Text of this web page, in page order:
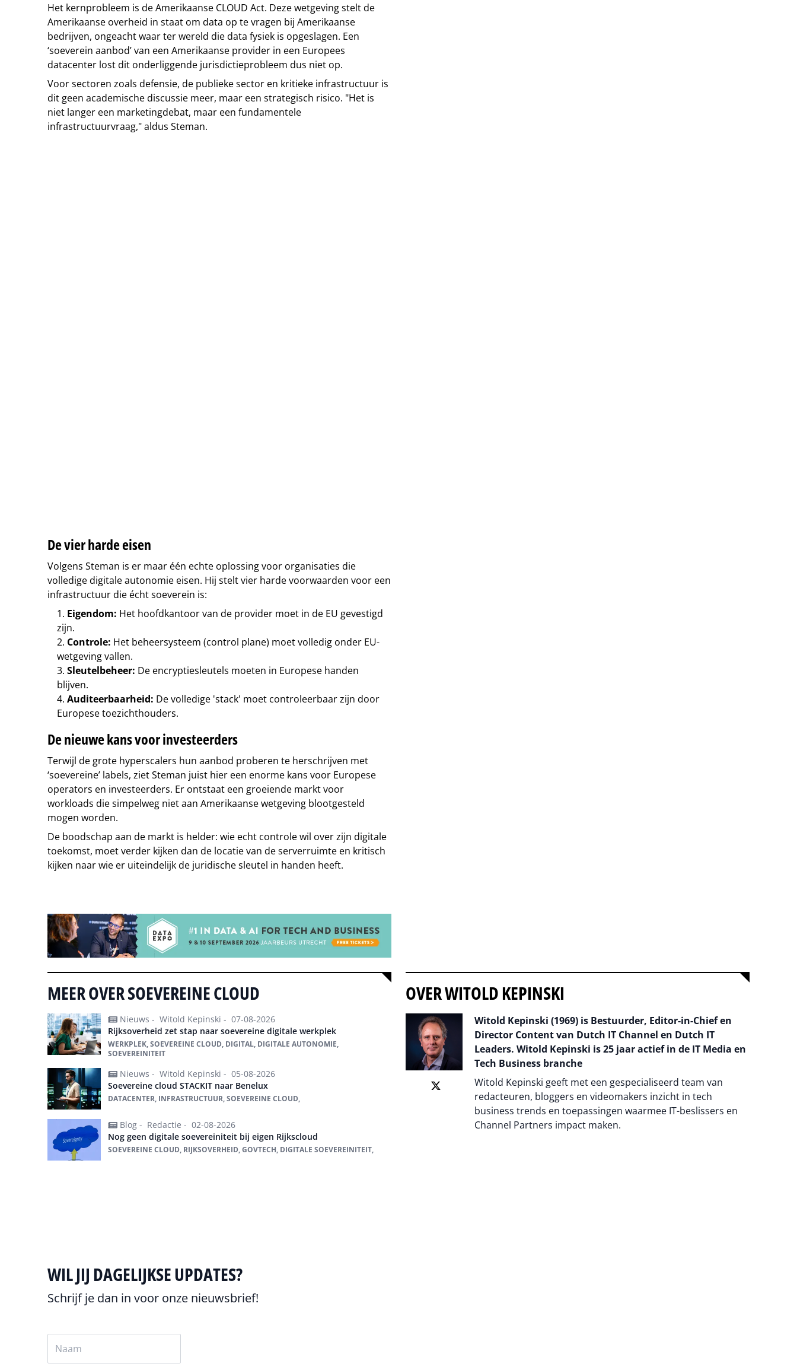
Het kernprobleem is de Amerikaanse CLOUD Act. Deze wetgeving stelt de
Amerikaanse overheid in staat om data op te vragen bij Amerikaanse
bedrijven, ongeacht waar ter wereld die data fysiek is opgeslagen. Een
‘soeverein aanbod’ van een Amerikaanse provider in een Europees
datacenter lost dit onderliggende jurisdictieprobleem dus niet op.
Voor sectoren zoals defensie, de publieke sector en kritieke infrastructuur is
dit geen academische discussie meer, maar een strategisch risico. "Het is
niet langer een marketingdebat, maar een fundamentele
infrastructuurvraag," aldus Steman.
De vier harde eisen
Volgens Steman is er maar één echte oplossing voor organisaties die
volledige digitale autonomie eisen. Hij stelt vier harde voorwaarden voor een
infrastructuur die écht soeverein is:
Eigendom: Het hoofdkantoor van de provider moet in de EU gevestigd
zijn.
Controle: Het beheersysteem (control plane) moet volledig onder EU-
wetgeving vallen.
Sleutelbeheer: De encryptiesleutels moeten in Europese handen
blijven.
Auditeerbaarheid: De volledige 'stack' moet controleerbaar zijn door
Europese toezichthouders.
De nieuwe kans voor investeerders
Terwijl de grote hyperscalers hun aanbod proberen te herschrijven met
‘soevereine’ labels, ziet Steman juist hier een enorme kans voor Europese
operators en investeerders. Er ontstaat een groeiende markt voor
workloads die simpelweg niet aan Amerikaanse wetgeving blootgesteld
mogen worden.
De boodschap aan de markt is helder: wie echt controle wil over zijn digitale
toekomst, moet verder kijken dan de locatie van de serverruimte en kritisch
kijken naar wie er uiteindelijk de juridische sleutel in handen heeft.
MEER OVER SOEVEREINE CLOUD
Nieuws - Witold Kepinski - 07-08-2026
Rijksoverheid zet stap naar soevereine digitale werkplek
WERKPLEK, SOEVEREINE CLOUD, DIGITAL, DIGITALE AUTONOMIE,
SOEVEREINITEIT
Nieuws - Witold Kepinski - 05-08-2026
Soevereine cloud STACKIT naar Benelux
DATACENTER, INFRASTRUCTUUR, SOEVEREINE CLOUD,
Blog - Redactie - 02-08-2026
Nog geen digitale soevereiniteit bij eigen Rijkscloud
SOEVEREINE CLOUD, RIJKSOVERHEID, GOVTECH, DIGITALE SOEVEREINITEIT,
OVER WITOLD KEPINSKI
Witold Kepinski (1969) is Bestuurder, Editor-in-Chief en
Director Content van Dutch IT Channel en Dutch IT
Leaders. Witold Kepinski is 25 jaar actief in de IT Media en
Tech Business branche
Witold Kepinski geeft met een gespecialiseerd team van
redacteuren, bloggers en videomakers inzicht in tech
business trends en toepassingen waarmee IT-beslissers en
Channel Partners impact maken.
WIL JIJ DAGELIJKSE UPDATES?
Schrijf je dan in voor onze nieuwsbrief!